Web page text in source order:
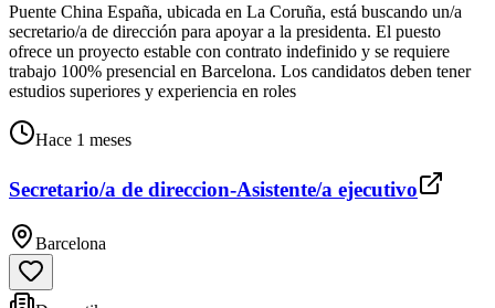
Puente China España, ubicada en La Coruña, está buscando un/a
secretario/a de dirección para apoyar a la presidenta. El puesto
ofrece un proyecto estable con contrato indefinido y se requiere
trabajo 100% presencial en Barcelona. Los candidatos deben tener
estudios superiores y experiencia en roles
Hace 1 meses
Secretario/a de direccion-Asistente/a ejecutivo
Barcelona